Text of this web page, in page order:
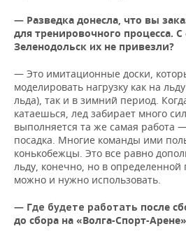
— Разведка донесла, что вы
для тренировочного процесса. С
Зеленодольск их не привезли?
— Это имитационные доски,
моделировать нагрузку как на
льда), так и в зимний период.
катаешься, лед забирает много
выполняется та же самая работа
посадка. Многие команды ими
конькобежцы. Это все равно
льду, конечно, но в
можно и нужно использовать.
— Где будете работать после
до сбора на «Волга-Спорт-